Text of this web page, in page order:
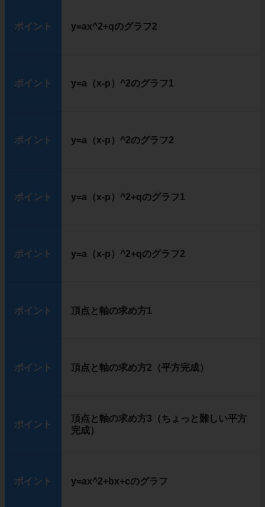
ポイント y=ax^2+qのグラフ2
ポイント y=a（x-p）^2のグラフ1
ポイント y=a（x-p）^2のグラフ2
ポイント y=a（x-p）^2+qのグラフ1
ポイント y=a（x-p）^2+qのグラフ2
ポイント 頂点と軸の求め方1
ポイント 頂点と軸の求め方2（平方完成）
ポイント
頂点と軸の求め方3（ちょっと難しい平方
完成）
ポイント y=ax^2+bx+cのグラフ